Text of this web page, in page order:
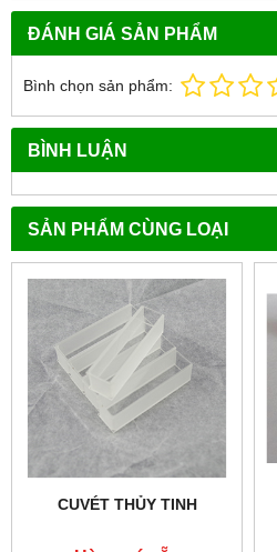
ĐÁNH GIÁ SẢN PHẨM
Bình chọn sản phẩm:
BÌNH LUẬN
SẢN PHẨM CÙNG LOẠI
CUVÉT THỦY TINH